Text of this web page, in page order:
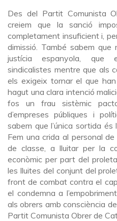
Des del Partit Comunista
creiem que la sanció
completament insuficient i,
dimissió. També sabem
justícia espanyola, que
sindicalistes mentre que als
els exigeix tornar el que
hagut una clara intenció
fos un frau sistèmic
d’empreses públiques i
sabem que l’única sortida
Fem una crida al personal
de classe, a lluitar per la
econòmic per part del
les lluites del conjunt del
front de combat contra el
el condemna a
als obrers amb consciència
Partit Comunista Obrer de